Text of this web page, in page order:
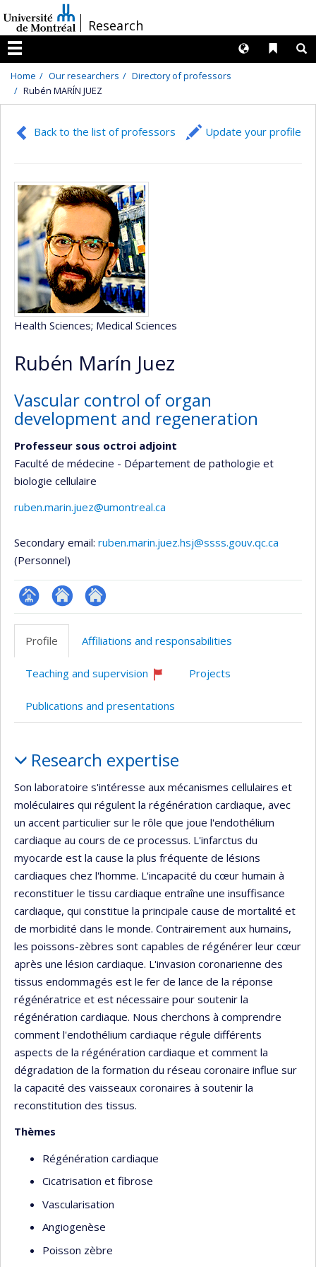
au
contenu
/Research
Menu
Liens
Langues
Home Our researchers
Directory of professors
Rubén MARÍN JUEZ
Back to the list of professors Update your profile
Health Sciences; Medical Sciences
Rubén Marín Juez
Vascular control of organ
development and regeneration
Professeur sous octroi adjoint
Faculté de médecine - Département de pathologie et
biologie cellulaire
ruben.marin.juez@umontreal.ca
Secondary email: ruben.marin.juez.hsj@ssss.gouv.qc.ca
(Personnel)
Page
professionnelle
Site
l’unité
recherche
Autre
site
Profile Affiliations and responsabilities
Teaching and supervision
recruiting
Projects
Publications and presentations
Research expertise
Son laboratoire s'intéresse aux mécanismes cellulaires et
moléculaires qui régulent la régénération cardiaque, avec
un accent particulier sur le rôle que joue l'endothélium
cardiaque au cours de ce processus. L'infarctus du
myocarde est la cause la plus fréquente de lésions
cardiaques chez l'homme. L'incapacité du cœur humain à
reconstituer le tissu cardiaque entraîne une insuffisance
cardiaque, qui constitue la principale cause de mortalité et
de morbidité dans le monde. Contrairement aux humains,
les poissons-zèbres sont capables de régénérer leur cœur
après une lésion cardiaque. L'invasion coronarienne des
tissus endommagés est le fer de lance de la réponse
régénératrice et est nécessaire pour soutenir la
régénération cardiaque. Nous cherchons à comprendre
comment l'endothélium cardiaque régule différents
aspects de la régénération cardiaque et comment la
dégradation de la formation du réseau coronaire influe sur
la capacité des vaisseaux coronaires à soutenir la
reconstitution des tissus.
Thèmes
Régénération cardiaque
Cicatrisation et fibrose
Vascularisation
Angiogenèse
Poisson zèbre